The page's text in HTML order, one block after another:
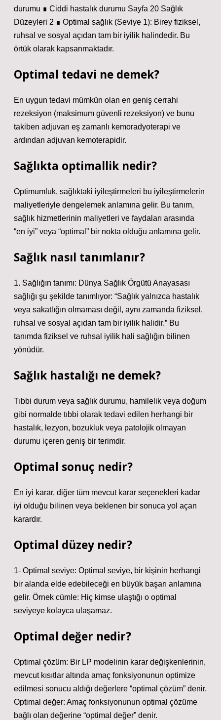
durumu ∎ Ciddi hastalık durumu Sayfa 20 Sağlık
Düzeyleri 2 ∎ Optimal sağlık (Seviye 1): Birey fiziksel,
ruhsal ve sosyal açıdan tam bir iyilik halindedir. Bu
örtük olarak kapsanmaktadır.
Optimal tedavi ne demek?
En uygun tedavi mümkün olan en geniş cerrahi
rezeksiyon (maksimum güvenli rezeksiyon) ve bunu
takiben adjuvan eş zamanlı kemoradyoterapi ve
ardından adjuvan kemoterapidir.
Sağlıkta optimallik nedir?
Optimumluk, sağlıktaki iyileştirmeleri bu iyileştirmelerin
maliyetleriyle dengelemek anlamına gelir. Bu tanım,
sağlık hizmetlerinin maliyetleri ve faydaları arasında
“en iyi” veya “optimal” bir nokta olduğu anlamına gelir.
Sağlık nasıl tanımlanır?
1. Sağlığın tanımı: Dünya Sağlık Örgütü Anayasası
sağlığı şu şekilde tanımlıyor: “Sağlık yalnızca hastalık
veya sakatlığın olmaması değil, aynı zamanda fiziksel,
ruhsal ve sosyal açıdan tam bir iyilik halidir.” Bu
tanımda fiziksel ve ruhsal iyilik hali sağlığın bilinen
yönüdür.
Sağlık hastalığı ne demek?
Tıbbi durum veya sağlık durumu, hamilelik veya doğum
gibi normalde tıbbi olarak tedavi edilen herhangi bir
hastalık, lezyon, bozukluk veya patolojik olmayan
durumu içeren geniş bir terimdir.
Optimal sonuç nedir?
En iyi karar, diğer tüm mevcut karar seçenekleri kadar
iyi olduğu bilinen veya beklenen bir sonuca yol açan
karardır.
Optimal düzey nedir?
1- Optimal seviye: Optimal seviye, bir kişinin herhangi
bir alanda elde edebileceği en büyük başarı anlamına
gelir. Örnek cümle: Hiç kimse ulaştığı o optimal
seviyeye kolayca ulaşamaz.
Optimal değer nedir?
Optimal çözüm: Bir LP modelinin karar değişkenlerinin,
mevcut kısıtlar altında amaç fonksiyonunun optimize
edilmesi sonucu aldığı değerlere “optimal çözüm” denir.
Optimal değer: Amaç fonksiyonunun optimal çözüme
bağlı olan değerine “optimal değer” denir.